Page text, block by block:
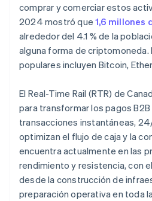
comprar y comerciar estos
2024 mostró que1,6 millones
alrededor del 4.1 % de la
alguna forma de criptomoneda.
populares incluyen Bitcoin,
El Real-Time Rail (RTR) de
para transformar los pagos
transacciones instantáneas,
optimizan el flujo de caja y la
encuentra actualmente en las
rendimiento y resistencia, con
desde la construcción de
preparación operativa en toda